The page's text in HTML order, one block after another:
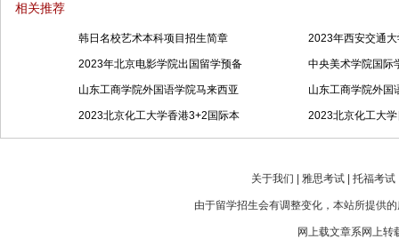
相关推荐
韩日名校艺术本科项目招生简章 2023年西安交通
2023年北京电影学院出国留学预备 中央美术学院国际
山东工商学院外国语学院马来西亚 山东工商学院外国
2023北京化工大学香港3+2国际本 2023北京化工大
关于我们 | 雅思考试 | 托福考
由于留学招生会有调整变化，本站所提供
网上载文章系网上转